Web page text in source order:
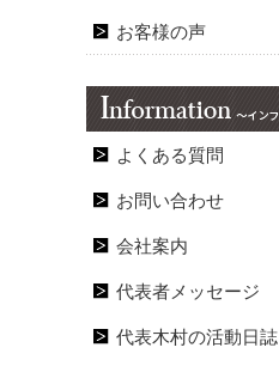
お客様の声
よくある質問
お問い合わせ
会社案内
代表者メッセージ
代表木村の活動日誌